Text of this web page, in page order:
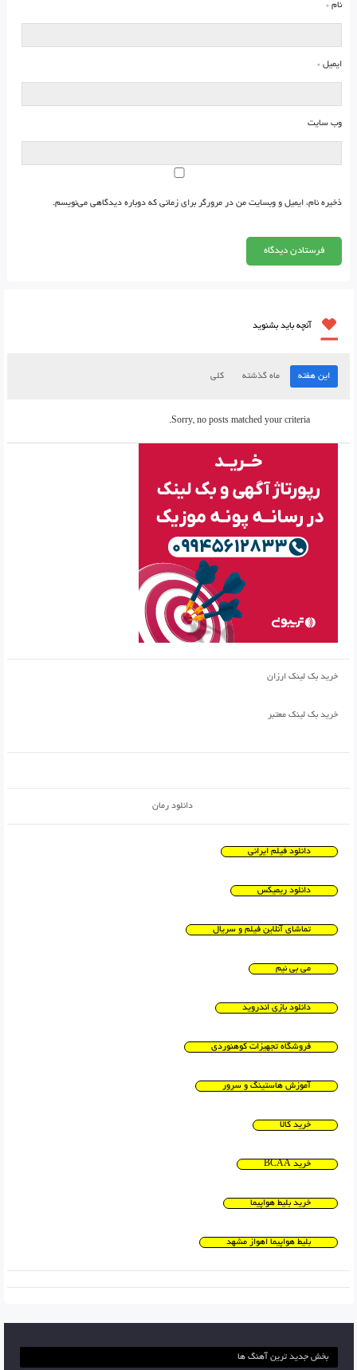
نام *
ایمیل *
وب‌ سایت
ذخیره نام، ایمیل و وبسایت من در مرورگر برای زمانی که دوباره دیدگاهی می‌نویسم.
آنچه باید بشنوید
این هفته ماه گذشته کلی
Sorry, no posts matched your criteria.
خرید بک لینک ارزان
خرید بک لینک معتبر
دانلود رمان
دانلود فیلم ایرانی
دانلود ریمیکس
تماشای آنلاین فیلم و سریال
می بی نیم
دانلود بازی اندروید
فروشگاه تجهیزات کوهنوردی
آموزش هاستینگ و سرور
خرید کالا
خرید BCAA
خرید بلیط هواپیما
بلیط هواپیما اهواز مشهد
بخش جدید ترین آهنگ ها